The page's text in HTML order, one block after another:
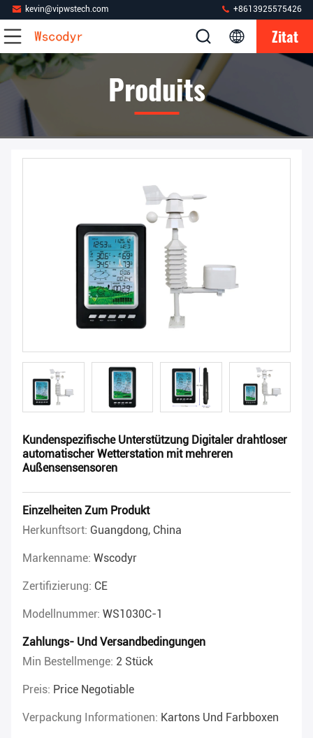
kevin@vipwstech.com +8613925575426
Zitat
Produits
Kundenspezifische Unterstützung Digitaler drahtloser
automatischer Wetterstation mit mehreren
Außensensensoren
Einzelheiten Zum Produkt
Herkunftsort: Guangdong, China
Markenname: Wscodyr
Zertifizierung: CE
Modellnummer: WS1030C-1
Zahlungs- Und Versandbedingungen
Min Bestellmenge: 2 Stück
Preis: Price Negotiable
Verpackung Informationen: Kartons Und Farbboxen